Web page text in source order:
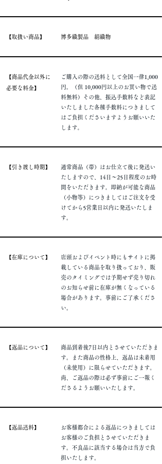
​【取扱い商品】 ​博多織製品 絹織物
​【商品代金以外に
必要な料金】
ご購入の際の送料として全国一律1,000
円。
（但 10,000円以上のお買い物で送
料無料）その他、振込手数料など表記
いたしました各種手数料につきまして
はご負担くださいますようお願いいた
します。
​【引き渡し時期】
通常商品（帯）はお仕立て後に発送い
たしますので、14日～25日程度のお時
間をいただきます。即納が可能な商品
（小物等）につきましてはご注文を受
けてから5営業日以内に発送いたしま
す。
​【在庫について】
店頭およびイベント時にもサイトに掲
載している商品を取り扱っており、販
売のタイミングでは予期せず売り切れ
のお知らせ前に在庫が無くなっている
場合があります。事前にご了承くださ
い。
​【返品について】
商品到着後7日以内とさせていただきま
す。また商品の性格上、返品は未着用
（未使用）に限らせていただきます。
​尚、ご返品の際は必ず事前にご一報く
ださるようお願いいたします。
​【返品送料】
お客様都合による返品につきましては
お客様のご負担とさせていただきま
す。不良品に該当する場合は当方で負
担いたします。